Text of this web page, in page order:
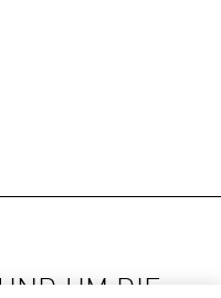
UM DIE